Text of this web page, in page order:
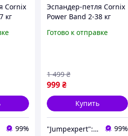
Cornix
кг
XR-
99%
Эспандер-петля Cornix
Power Band 2-38 кг
спорта) набор 4 шт XR-
Готово к отправке
999₴
1 499 ₴
Купить
"Jumpexpert": Интернет-магазин товаров для активного отдыха и спорта! 99%